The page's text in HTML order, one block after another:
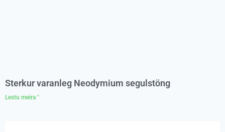
Sterkur varanleg Neodymium segulstöng
Lestu meira "